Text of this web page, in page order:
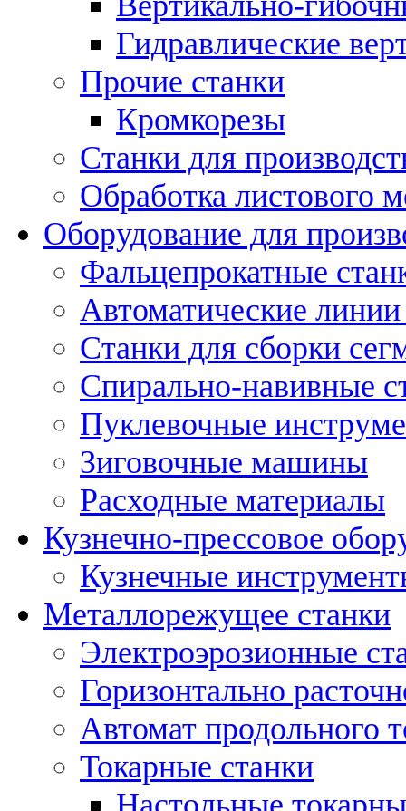
Гидравлические
Прочие станки
Кромкорезы
Станки для
Обработка листового
Оборудование для
Фальцепрокатные
Автоматические линии
Станки для сборки
Спирально-навивные
Пуклевочные
Зиговочные машины
Расходные материалы
Кузнечно-прессовое
Кузнечные
Металлорежущее станки
Электроэрозионные
Горизонтально
Автомат продольного
Токарные станки